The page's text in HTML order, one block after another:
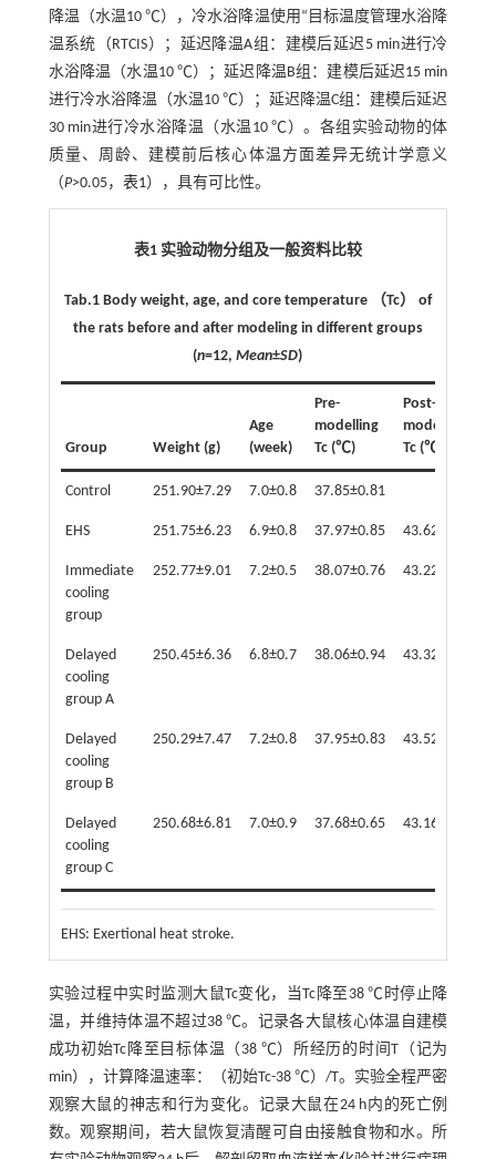
降温（水温10 ℃），冷水浴降温使用“目标温度管理水浴降
温系统（RTCIS）；延迟降温A组：建模后延迟5 min进行冷
水浴降温（水温10 ℃）；延迟降温B组：建模后延迟15 min
进行冷水浴降温（水温10 ℃）；延迟降温C组：建模后延迟
30 min进行冷水浴降温（水温10 ℃）。各组实验动物的体
质量、周龄、建模前后核心体温方面差异无统计学意义
（P>0.05， 表1），具有可比性。
表1 实验动物分组及一般资料比较
Tab.1 Body weight, age, and core temperature （Tc） of
the rats before and after modeling in different groups
(n=12,Mean±SD)
Group Weight (g)
Age
(week)
Pre-
modelling
Tc (℃)
Post-
modelling
Tc (℃)
Control 251.90±7.29 7.0±0.8 37.85±0.81
EHS 251.75±6.23 6.9±0.8 37.97±0.85 43.62±0.68
Immediate
cooling
group
252.77±9.01 7.2±0.5 38.07±0.76 43.22±0.68
Delayed
cooling
group A
250.45±6.36 6.8±0.7 38.06±0.94 43.32±0.99
Delayed
cooling
group B
250.29±7.47 7.2±0.8 37.95±0.83 43.52±0.73
Delayed
cooling
group C
250.68±6.81 7.0±0.9 37.68±0.65 43.16±0.75
EHS: Exertional heat stroke.
实验过程中实时监测大鼠Tc变化，当Tc降至38 ℃时停止降
温，并维持体温不超过38 ℃。记录各大鼠核心体温自建模
成功初始Tc降至目标体温（38 ℃）所经历的时间T（记为
min），计算降温速率：（初始Tc-38 ℃）/T。实验全程严密
观察大鼠的神志和行为变化。记录大鼠在24 h内的死亡例
数。观察期间，若大鼠恢复清醒可自由接触食物和水。所